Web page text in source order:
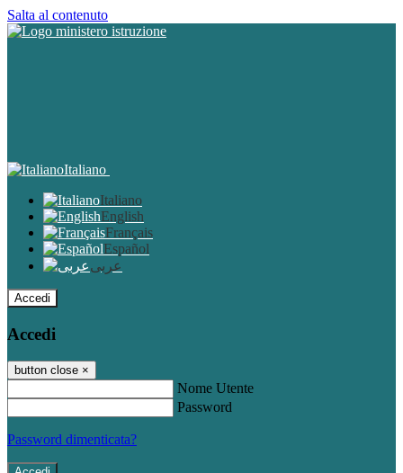
Salta al contenuto
Italiano
Italiano
English
Français
Español
عربى
Accedi
Accedi
button close ×
Nome Utente
Password
Password dimenticata?